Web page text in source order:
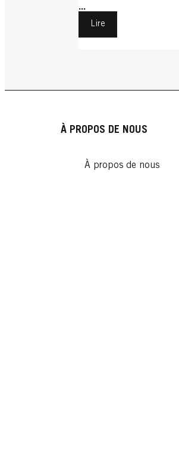
...
Lire
À PROPOS DE NOUS
À propos de nous